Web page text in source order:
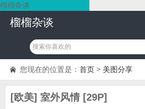
榴榴杂谈
榴榴杂谈
您现在的位置是： 首页 > 美图分享
[欧美] 室外风情 [29P]